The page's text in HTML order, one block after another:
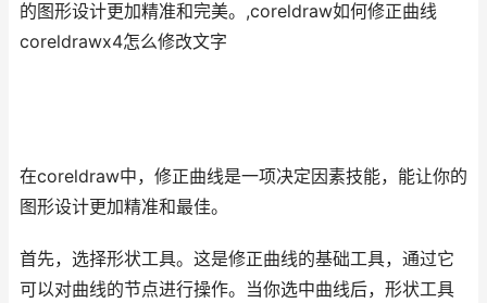
的图形设计更加精准和完美。,coreldraw如何修正曲线
coreldrawx4怎么修改文字
在coreldraw中，修正曲线是一项决定因素技能，能让你的
图形设计更加精准和最佳。
首先，选择形状工具。这是修正曲线的基础工具，通过它
可以对曲线的节点进行操作。当你选中曲线后，形状工具